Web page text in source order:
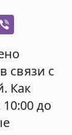
связи с
Как
до